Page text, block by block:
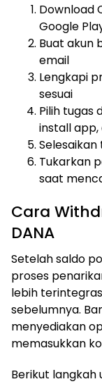
Download
Google
Buat akun
email
Lengkapi
sesuai
Pilih tugas
install app,
Tukarkan
saat
Cara
DANA
Setelah saldo
proses
lebih
sebelumnya.
menyediakan
memasukkan
Berikut langkah